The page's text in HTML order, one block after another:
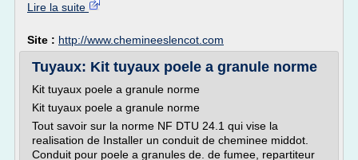
Lire la suite
Site : http://www.chemineeslencot.com
Tuyaux: Kit tuyaux poele a granule norme
Kit tuyaux poele a granule norme
Kit tuyaux poele a granule norme
Tout savoir sur la norme NF DTU 24.1 qui vise la
realisation de Installer un conduit de cheminee middot.
Conduit pour poele a granules de. de fumee, repartiteur